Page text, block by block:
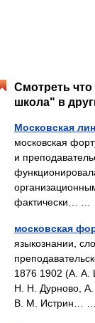
Смотреть что
школа" в
Московская
московская
и
фактически… …
московская
языкознании,
1876 1902 (А. А.
Н. Н. Дурново, А.
В. М. Истрин…